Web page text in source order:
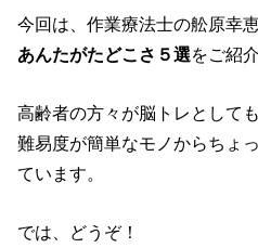
今回は、作業療法士の舩原幸
あんたがたどこさ５選をご紹
高齢者の方々が脳トレとして
難易度が簡単なモノからちょ
ています。
では、どうぞ！